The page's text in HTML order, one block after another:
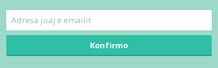
Konfirmo